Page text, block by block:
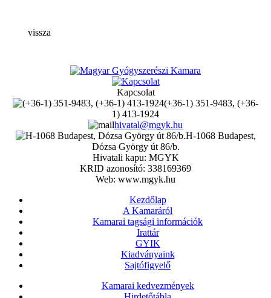
vissza
Kapcsolat
(+36-1) 351-9483, (+36-
1) 413-1924
hivatal@mgyk.hu
H-1068 Budapest,
Dózsa György út 86/b.
Hivatali kapu: MGYK
KRID azonosító: 338169369
Web: www.mgyk.hu
Kezdőlap
A Kamaráról
Kamarai tagsági információk
Irattár
GYIK
Kiadványaink
Sajtófigyelő
Kamarai kedvezmények